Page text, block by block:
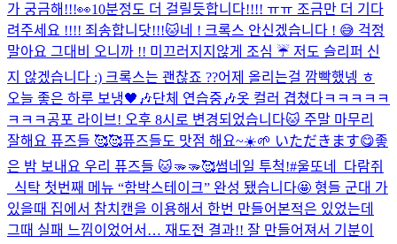
가 궁금해!!!👀10분정도 더 걸릴듯합니다!!!! ㅠㅠ 조금만 더 기다
려주세요 !!!! 죄송합니닷!!!🐱네 ! 크록스 안신겠습니다 ! 😅 걱정
말아요 그대 비 오니까 !! 미끄러지지않게 조심 ☔️ 저도 슬리퍼 신
지 않겠습니다 :) 크록스는 괜찮죠 ??어제 올리는걸 깜빡했넹 ㅎ
오늘 좋은 하루 보냉🖤🎶단체 연습중🎶옷 컬러 겹쳤다ㅋㅋㅋㅋㅋ
ㅋㅋㅋ공포 라이브! 오후 8시로 변경되었습니다🐱 주말 마무리
잘해요 퓨즈들 🥰🥰퓨즈들도 맛점 해요~☀️🌱 いただきます😋좋
은 밤 보내요 우리 퓨즈들 🐱🫳🫳🥰썸네일 투척!#울또네_다람쥐
_식탁 첫번째 메뉴 “함박스테이크” 완성 됐습니다🤩 형들 군대 가
있을때 집에서 참치캔을 이용해서 한번 만들어본적은 있었는데
그때 실패 느낌이었어서… 재도전 결과!! 잘 만들어져서 기분이